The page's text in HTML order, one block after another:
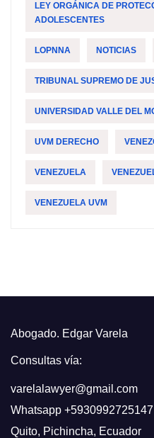
LEY ORGÁNICA DE
ADOLESCENTES
LOPNNA NOTICIAS
TRIBUNAL SUPREMO DE
UNIVERSIDAD VALLE DEL
UVM DERECHO
VENEZUELA
VENEZUELA UVM
Abogado. Edgar Varela
Consultas vía:
varelalawyer@gmail.com
Whatsapp +5930992725147
Quito, Pichincha, Ecuador